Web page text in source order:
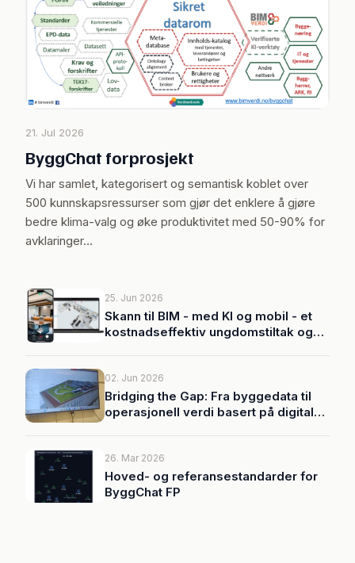
21. Jul 2026
ByggChat forprosjekt
Vi har samlet, kategorisert og semantisk koblet over
500 kunnskapsressurser som gjør det enklere å gjøre
bedre klima-valg og øke produktivitet med 50-90% for
avklaringer…
25. Jun 2026
Skann til BIM - med KI og mobil - et
kostnadseffektiv ungdomstiltak og
ombrukspotensiale i eksisterende
bygg.
02. Jun 2026
Bridging the Gap: Fra byggedata til
operasjonell verdi basert på digitale
26. Mar 2026
Hoved- og referansestandarder for
ByggChat FP